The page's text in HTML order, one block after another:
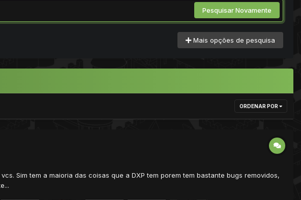
Pesquisar Novamente
Mais opções de pesquisa
ORDENAR POR
Sim tem a maioria das coisas que a DXP tem porem tem bastante bugs removidos,